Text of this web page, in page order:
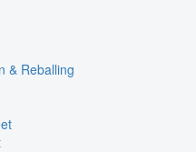
& Reballing